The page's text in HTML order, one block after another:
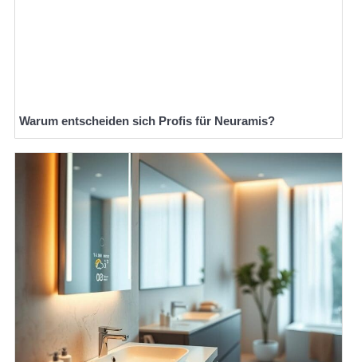
Warum entscheiden sich Profis für Neuramis?